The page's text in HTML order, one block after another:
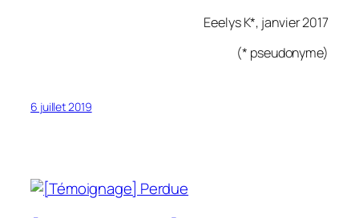
Eeelys K*, janvier 2017
(* pseudonyme)
6 juillet 2019